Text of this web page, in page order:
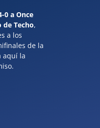
0 a Once
de Techo,
a los
de la
aquí la